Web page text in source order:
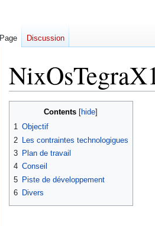
navigation
search
Contents
1 Objectif
2
Les contraintes technologigues
3 Plan de travail
4 Conseil
5 Piste de développement
6 Divers
Page Discussion